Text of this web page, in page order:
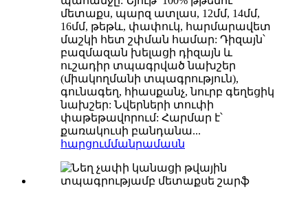
մետաքս, պարզ ատլաս, 12մմ, 14մմ,
16մմ, թեթև, փափուկ, հարմարավետ
մաշկի հետ շփման համար: Դիզայն՝
բազմազան խելացի դիզայն և
ուշադիր տպագրված նախշեր
(միակողմանի տպագրություն),
գունագեղ, հիասքանչ, նուրբ գեղեցիկ
նախշեր: Նվերների տուփի
փաթեթավորում: Հարմար է՝
քառակուսի բանդանա...
հարցումմանրամասն